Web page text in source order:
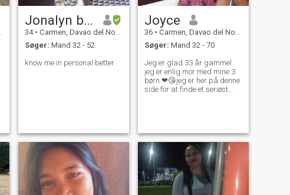
Jonalyn barcenas monel
34 • Carmen, Davao del Norte, Filippinerne
Søger: Mand 32 - 52
know me in personal better
Joyce
36 • Carmen, Davao del Norte, Filippinerne
Søger: Mand 32 - 70
Jeg er glad 33 år gammel
jeg er enlig mor med mine 3
børn ❤😘jeg er her på denne
side for at finde et seriøst